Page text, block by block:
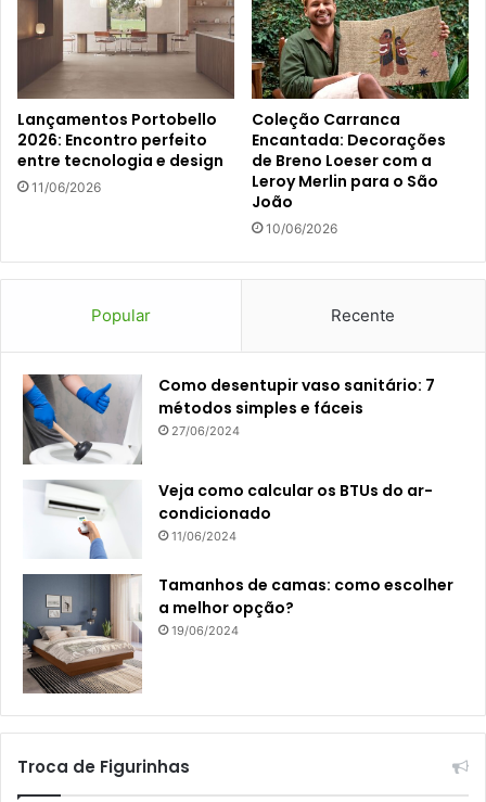
Lançamentos Portobello
2026: Encontro perfeito
entre tecnologia e design
11/06/2026
Coleção Carranca
Encantada: Decorações
de Breno Loeser com a
Leroy Merlin para o São
João
10/06/2026
Popular Recente
Como desentupir vaso sanitário: 7
métodos simples e fáceis
27/06/2024
Veja como calcular os BTUs do ar-
condicionado
11/06/2024
Tamanhos de camas: como escolher
a melhor opção?
19/06/2024
Troca de Figurinhas